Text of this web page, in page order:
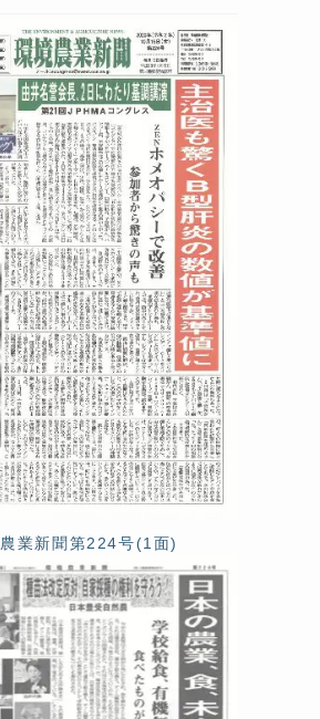
業新聞第224号(1面)